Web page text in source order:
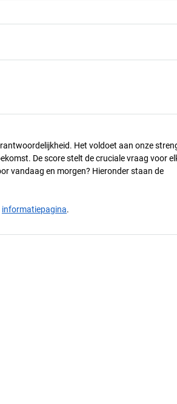
Het voldoet aan onze
De score stelt de cruciale vraag voor
vandaag en morgen? Hieronder staan de
informatiepagina.